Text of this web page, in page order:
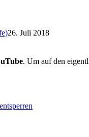
26. Juli 2018
. Um auf den